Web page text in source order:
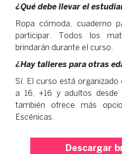
¿Qué debe llevar el
Ropa cómoda, cuaderno
participar. Todos los
brindarán durante el curso.
¿Hay talleres para otras
Sí. El curso está organizado
a 16, +16 y adultos
también ofrece más
Escénicas.
Descargar